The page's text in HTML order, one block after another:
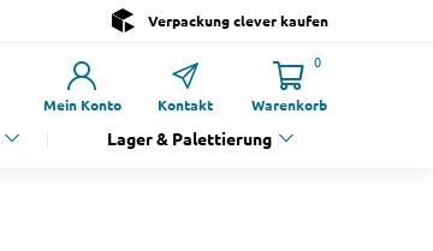
Verpackung clever kaufen
Mein Konto Kontakt
0
Warenkorb
Lager & Palettierung